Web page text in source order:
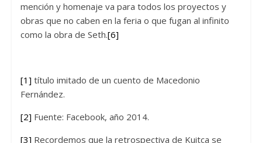
mención y homenaje va para todos los proyectos y
obras que no caben en la feria o que fugan al infinito
como la obra de Seth.[6]
[1] título imitado de un cuento de Macedonio
Fernández.
[2] Fuente: Facebook, año 2014.
[3] Recordemos que la retrospectiva de Kuitca se